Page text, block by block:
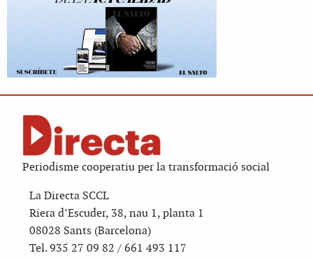
Periodisme cooperatiu per la transformació social
La Directa SCCL
Riera d’Escuder, 38, nau 1, planta 1
08028 Sants (Barcelona)
Tel. 935 27 09 82 / 661 493 117